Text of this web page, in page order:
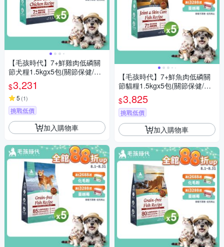
【毛孩時代】7+鮮雞肉低磷關
節犬糧1.5kgx5包(關節保健/老
犬飼料/狗飼料/無穀狗糧)
$3,231
5 (1)
挑戰低價
加入購物車
【毛孩時代】7+鮮魚肉低磷關
節貓糧1.5kgx5包(關節保健/老
貓飼料/貓乾糧/無穀貓糧)
$3,825
挑戰低價
加入購物車